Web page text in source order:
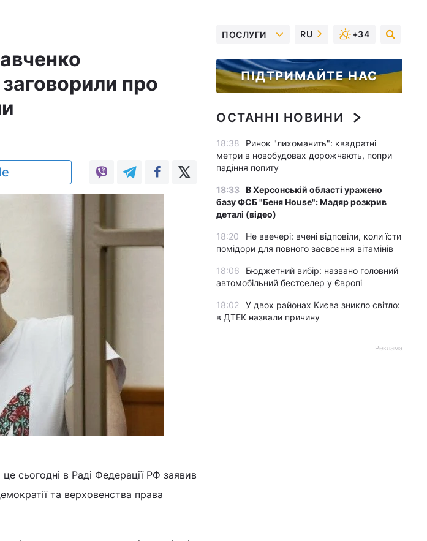
про
сьогодні в Раді Федерації РФ заявив
та верховенства права
ПОСЛУГИ RU +34
ПІДТРИМАЙТЕ НАС
ОСТАННІ НОВИНИ
18:38
Ринок "лихоманить": квадратні
метри в новобудовах дорожчають, попри
падіння попиту
18:33 В Херсонській області уражено
базу ФСБ "Беня House": Мадяр розкрив
деталі (відео)
18:20
Не ввечері: вчені відповіли, коли їсти
помідори для повного засвоєння вітамінів
18:06
Бюджетний вибір: названо головний
автомобільний бестселер у Європі
18:02
У двох районах Києва зникло світло:
в ДТЕК назвали причину
Реклама